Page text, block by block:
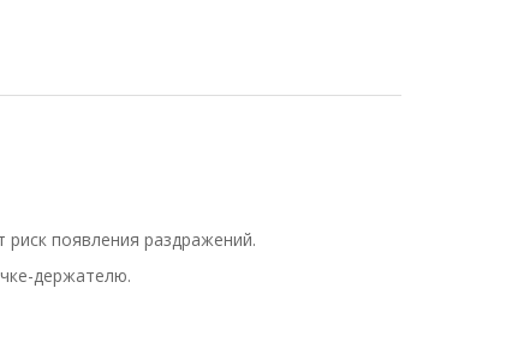
появления раздражений.
держателю.